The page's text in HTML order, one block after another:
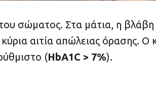
σώματος. Στα μάτια, η
κύρια αιτία απώλειας όρασης.
(HbA1C > 7%).